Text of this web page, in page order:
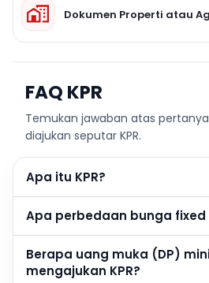
Dokumen Properti atau
FAQ KPR
Temukan jawaban atas
diajukan seputar KPR.
Apa itu KPR?
Apa perbedaan bunga
Berapa uang muka (DP)
mengajukan KPR?